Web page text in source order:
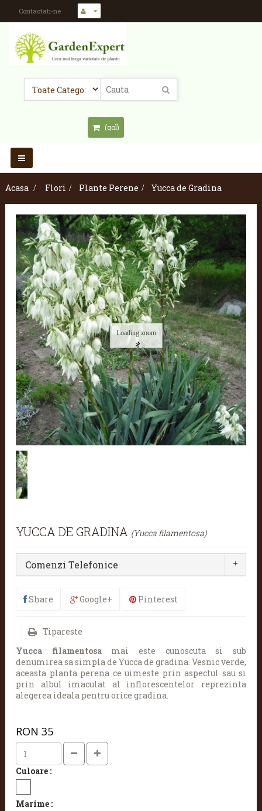
Contactati-ne
(gol)
Toggle
navigation
Acasa
> Flori > Plante Perene > Yucca de Gradina
Loading zoom
YUCCA DE GRADINA (Yucca filamentosa)
Comenzi Telefonice
Share Google+ Pinterest
Tipareste
Yucca filamentosamai este cunoscuta si sub
denumirea sa simpla de Yucca de gradina. Vesnic verde,
aceasta planta perena ce uimeste prin aspectul sau si
prin albul imaculat al inflorescentelor reprezinta
alegerea ideala pentru orice gradina.
RON 35
Culoare :
Marime :